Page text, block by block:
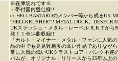
※在庫切れです※
・帯付国内盤仕様!!
ex-HELLBASTARDのメンバー等から成るUK
"HELLKRUSHER"!! METAL DUCK、
UKスラッシュ・メタル・レーベル R.K.T.から
発！！全14曲収録!!
「カルト・マイナー・メタル・ファンに人気
品の中でも発見難易度の高い作品でありなが
常に人気の低いUKクラストコア・パンク不運
バムが、オリジナル・リリースから25年以上